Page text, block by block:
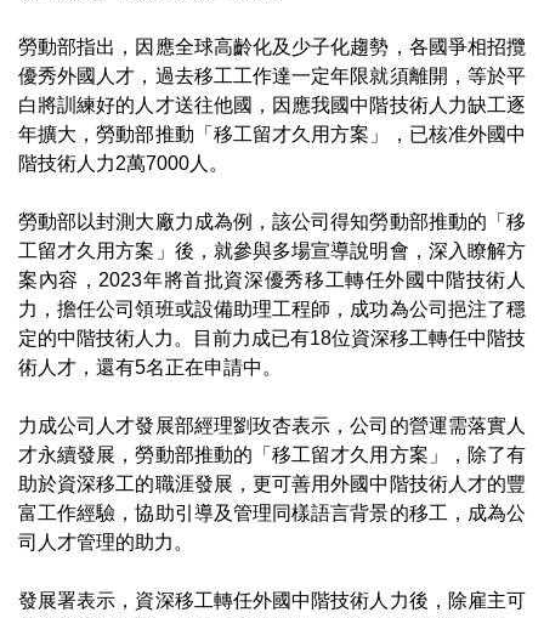
勞動部指出，因應全球高齡化及少子化趨勢，各國爭相招攬
優秀外國人才，過去移工工作達一定年限就須離開，等於平
白將訓練好的人才送往他國，因應我國中階技術人力缺工逐
年擴大，勞動部推動「移工留才久用方案」，已核准外國中
階技術人力2萬7000人。
勞動部以封測大廠力成為例，該公司得知勞動部推動的「移
工留才久用方案」後，就參與多場宣導說明會，深入瞭解方
案內容，2023年將首批資深優秀移工轉任外國中階技術人
力，擔任公司領班或設備助理工程師，成功為公司挹注了穩
定的中階技術人力。目前力成已有18位資深移工轉任中階技
術人才，還有5名正在申請中。
力成公司人才發展部經理劉玫杏表示，公司的營運需落實人
才永續發展，勞動部推動的「移工留才久用方案」，除了有
助於資深移工的職涯發展，更可善用外國中階技術人才的豐
富工作經驗，協助引導及管理同樣語言背景的移工，成為公
司人才管理的助力。
發展署表示，資深移工轉任外國中階技術人力後，除雇主可